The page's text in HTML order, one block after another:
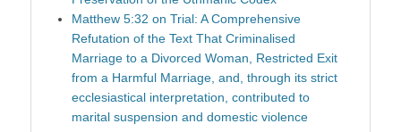
Matthew 5:32 on Trial: A Comprehensive
Refutation of the Text That Criminalised
Marriage to a Divorced Woman, Restricted Exit
from a Harmful Marriage, and, through its strict
ecclesiastical interpretation, contributed to
marital suspension and domestic violence